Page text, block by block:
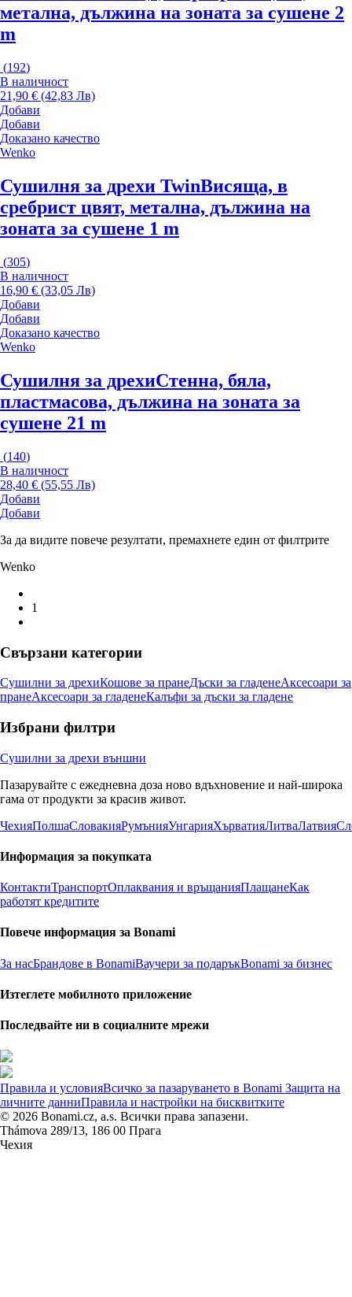
метална, дължина на зоната за сушене 2
m
(192)
В наличност
21,90 € (42,83 Лв)
Добави
Добави
Доказано качество
Wenko
Сушилня за дрехи TwinВисяща, в
сребрист цвят, метална, дължина на
зоната за сушене 1 m
(305)
В наличност
16,90 € (33,05 Лв)
Добави
Добави
Доказано качество
Wenko
Сушилня за дрехиСтенна, бяла,
пластмасова, дължина на зоната за
сушене 21 m
(140)
В наличност
28,40 € (55,55 Лв)
Добави
Добави
За да видите повече резултати, премахнете един от филтрите
Wenko
1
Свързани категории
Сушилни за дрехиКошове за пранеДъски за гладенеАксесоари за
пранеАксесоари за гладенеКалъфи за дъски за гладене
Избрани филтри
Сушилни за дрехи външни
Пазарувайте с ежедневна доза ново вдъхновение и най-широка
гама от продукти за красив живот.
ЧехияПолшаСловакияРумънияУнгарияХърватияЛитваЛатвия
Информация за покупката
КонтактиТранспортОплаквания и връщанияПлащанеКак
работят кредитите
Повече информация за Bonami
За насБрандове в BonamiВаучери за подаръкBonami за бизнес
Изтеглете мобилното приложение
Последвайте ни в социалните мрежи
Правила и условияВсичко за пазаруването в Bonami Защита на
личните данниПравила и настройки на бисквитките
© 2026 Bonami.cz, a.s. Всички права запазени.
Thámova 289/13, 186 00 Прага
Чехия